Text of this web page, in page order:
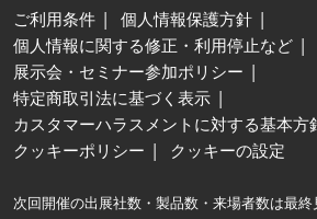
ご利用条件
個人情報保護方針
個人情報に関する修正・利用停止など
展示会・セミナー参加ポリシー
特定商取引法に基づく表示
カスタマーハラスメントに対する基本方
クッキーポリシー
クッキーの設定
次回開催の出展社数・製品数・来場者数は最